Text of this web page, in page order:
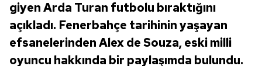
giyen Arda Turan futbolu bıraktığını
açıkladı. Fenerbahçe tarihinin yaşayan
efsanelerinden Alex de Souza, eski milli
oyuncu hakkında bir paylaşımda bulundu.